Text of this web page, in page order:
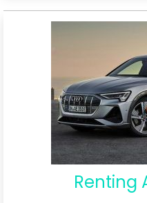
Renting